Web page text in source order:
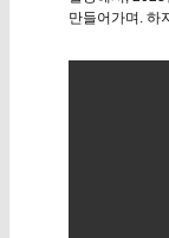
만들어가며. 하